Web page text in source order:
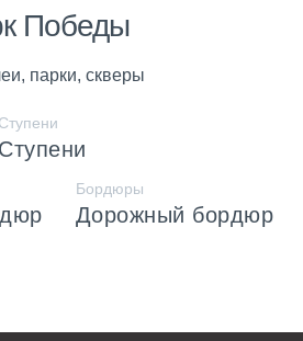
Победы
парки, скверы
Ступени
Ступени
Бордюры
Дорожный бордюр